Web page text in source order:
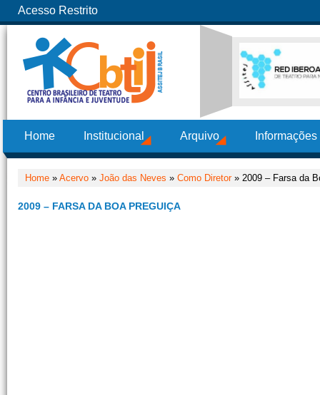
Acesso Restrito
Home Institucional Arquivo
Home » Acervo » João das Neves » Como Diretor» 2009 – Farsa da
2009 – FARSA DA BOA PREGUIÇA